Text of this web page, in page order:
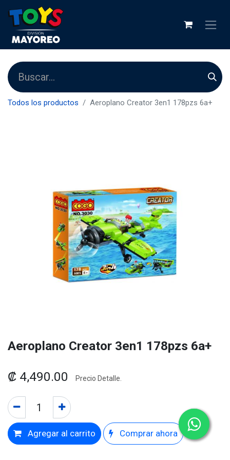
Todos los productos Aeroplano Creator 3en1 178pzs 6a+
Aeroplano Creator 3en1 178pzs 6a+
₡ 4,490.00 Precio Detalle.
Agregar al carrito Comprar ahora